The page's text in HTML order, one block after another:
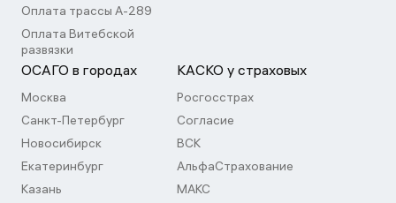
Оплата трассы А-289
Оплата Витебской
развязки
ОСАГО в городах
Москва
Санкт-Петербург
Новосибирск
Екатеринбург
Казань
КАСКО у страховых
Росгосстрах
Согласие
ВСК
АльфаСтрахование
МАКС